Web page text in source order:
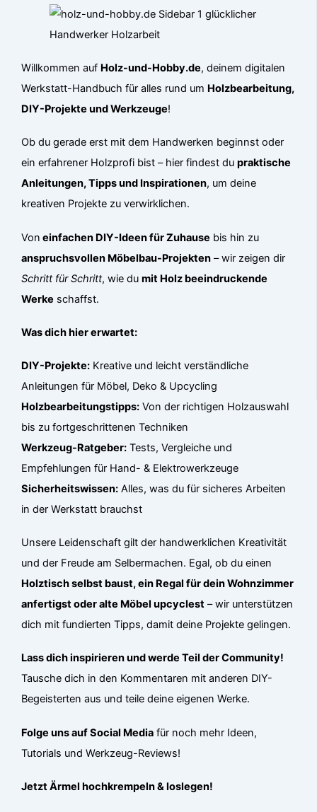
Willkommen auf Holz-und-Hobby.de, deinem digitalen
Werkstatt-Handbuch für alles rund um Holzbearbeitung,
DIY-Projekte und Werkzeuge!
Ob du gerade erst mit dem Handwerken beginnst oder
ein erfahrener Holzprofi bist – hier findest dupraktische
Anleitungen, Tipps und Inspirationen, um deine
kreativen Projekte zu verwirklichen.
Von einfachen DIY-Ideen für Zuhause bis hin zu
anspruchsvollen Möbelbau-Projekten – wir zeigen dir
Schritt für Schritt, wie dumit Holz beeindruckende
Werke schaffst.
Was dich hier erwartet:
DIY-Projekte: Kreative und leicht verständliche
Anleitungen für Möbel, Deko & Upcycling
Holzbearbeitungstipps: Von der richtigen Holzauswahl
bis zu fortgeschrittenen Techniken
Werkzeug-Ratgeber: Tests, Vergleiche und
Empfehlungen für Hand- & Elektrowerkzeuge
Sicherheitswissen: Alles, was du für sicheres Arbeiten
in der Werkstatt brauchst
Unsere Leidenschaft gilt der handwerklichen Kreativität
und der Freude am Selbermachen. Egal, ob du einen
Holztisch selbst baust, ein Regal für dein Wohnzimmer
anfertigst oder alte Möbel upcyclest – wir unterstützen
dich mit fundierten Tipps, damit deine Projekte gelingen.
Lass dich inspirieren und werde Teil der Community!
Tausche dich in den Kommentaren mit anderen DIY-
Begeisterten aus und teile deine eigenen Werke.
Folge uns auf Social Media für noch mehr Ideen,
Tutorials und Werkzeug-Reviews!
Jetzt Ärmel hochkrempeln & loslegen!